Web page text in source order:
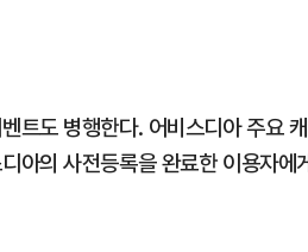
트도 병행한다. 어비스디아 주요
아의 사전등록을 완료한 이용자